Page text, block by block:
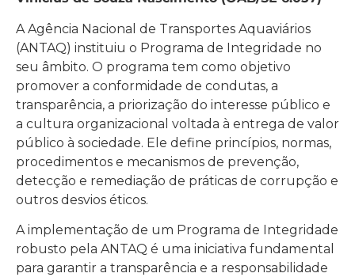
A Agência Nacional de Transportes Aquaviários
(ANTAQ) instituiu o Programa de Integridade no
seu âmbito. O programa tem como objetivo
promover a conformidade de condutas, a
transparência, a priorização do interesse público e
a cultura organizacional voltada à entrega de valor
público à sociedade. Ele define princípios, normas,
procedimentos e mecanismos de prevenção,
detecção e remediação de práticas de corrupção e
outros desvios éticos.
A implementação de um Programa de Integridade
robusto pela ANTAQ é uma iniciativa fundamental
para garantir a transparência e a responsabilidade